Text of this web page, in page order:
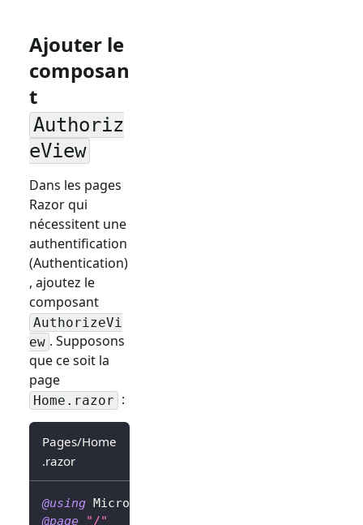
Ajouter le
composan
t
Authoriz
eView
Dans les pages
Razor qui
nécessitent une
authentification
(Authentication)
, ajoutez le
composant
AuthorizeVi
ew . Supposons
que ce soit la
page
Home.razor :
Pages/Home
.razor
@using Microsoft
@page
"/"